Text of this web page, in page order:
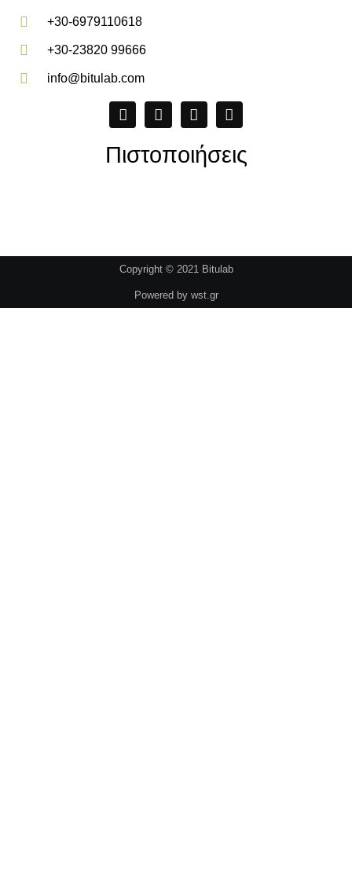
+30-6979110618
+30-23820 99666
info@bitulab.com
Πιστοποιήσεις
Copyright © 2021 Bitulab
Powered by wst.gr